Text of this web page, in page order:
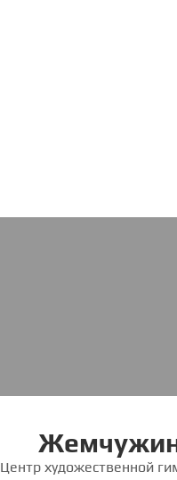
Центр художественной